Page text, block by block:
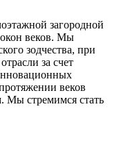
загородной
веков. Мы
зодчества, при
за счет
веков
Мы стремимся стать